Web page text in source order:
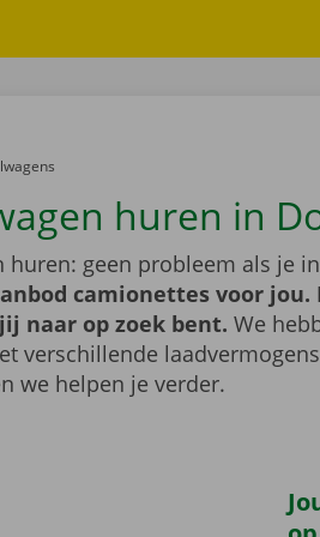
huren in
huren: geen probleem als je
camionettes voor
naar op zoek bent. We
verschillende
we helpen je verder.